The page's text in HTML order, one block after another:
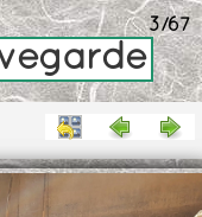
3/67